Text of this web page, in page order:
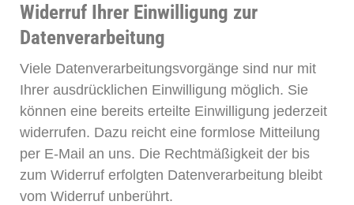
Widerruf Ihrer Einwilligung zur
Datenverarbeitung
Viele Datenverarbeitungsvorgänge sind nur mit
Ihrer ausdrücklichen Einwilligung möglich. Sie
können eine bereits erteilte Einwilligung jederzeit
widerrufen. Dazu reicht eine formlose Mitteilung
per E-Mail an uns. Die Rechtmäßigkeit der bis
zum Widerruf erfolgten Datenverarbeitung bleibt
vom Widerruf unberührt.